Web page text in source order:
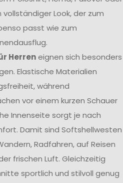
Look, der zum
passt wie zum
Herreneignen sich besonders
Elastische Materialien
während
vor einem kurzen Schauer
Innenseite sorgt je nach
Damit sind Softshellwesten
Radfahren, auf Reisen
frischen Luft. Gleichzeitig
sportlich und stilvoll genug